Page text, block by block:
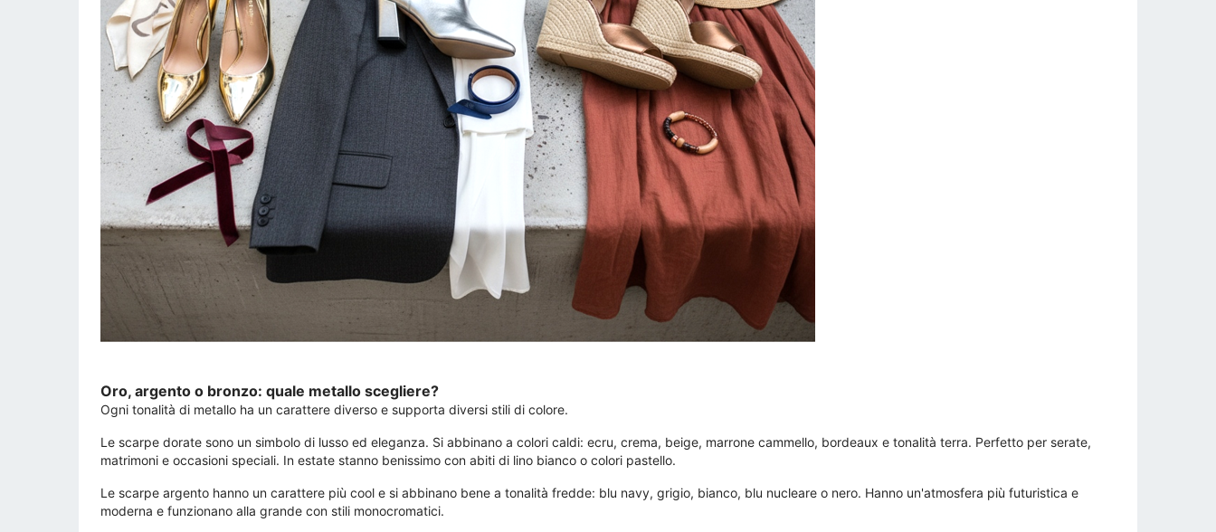
Oro, argento o bronzo: quale metallo scegliere?
Ogni tonalità di metallo ha un carattere diverso e supporta diversi stili di colore.
Le scarpe dorate sono un simbolo di lusso ed eleganza. Si abbinano a colori caldi: ecru, crema, beige, marrone cammello, bordeaux e tonalità terra. Perfetto per serate,
matrimoni e occasioni speciali. In estate stanno benissimo con abiti di lino bianco o colori pastello.
Le scarpe argento hanno un carattere più cool e si abbinano bene a tonalità fredde: blu navy, grigio, bianco, blu nucleare o nero. Hanno un'atmosfera più futuristica e
moderna e funzionano alla grande con stili monocromatici.